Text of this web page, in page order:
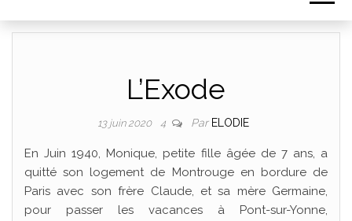
L’Exode
13 juin 2020 4 Par ELODIE
En Juin 1940, Monique, petite fille âgée de 7 ans, a
quitté son logement de Montrouge en bordure de
Paris avec son frère Claude, et sa mère Germaine,
pour passer les vacances à Pont-sur-Yonne,